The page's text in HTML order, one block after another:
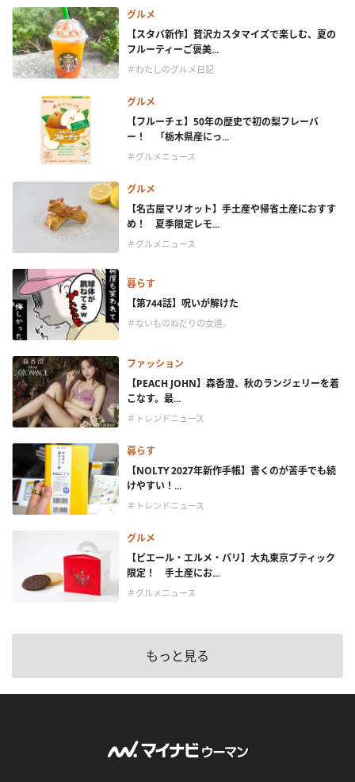
グルメ
【スタバ新作】贅沢カスタマイズで楽しむ、夏の
フルーティーご褒美...
＃わたしのグルメ日記
グルメ
【フルーチェ】50年の歴史で初の梨フレーバ
ー！ 「栃木県産にっ...
＃グルメニュース
グルメ
【名古屋マリオット】手土産や帰省土産におすす
め！ 夏季限定レモ...
＃グルメニュース
暮らす
【第744話】呪いが解けた
＃ないものねだりの女達。
ファッション
【PEACH JOHN】森香澄、秋のランジェリーを着
こなす。最...
＃トレンドニュース
暮らす
【NOLTY 2027年新作手帳】書くのが苦手でも続
けやすい！...
＃トレンドニュース
グルメ
【ピエール・エルメ・パリ】大丸東京ブティック
限定！ 手土産にお...
＃グルメニュース
もっと見る